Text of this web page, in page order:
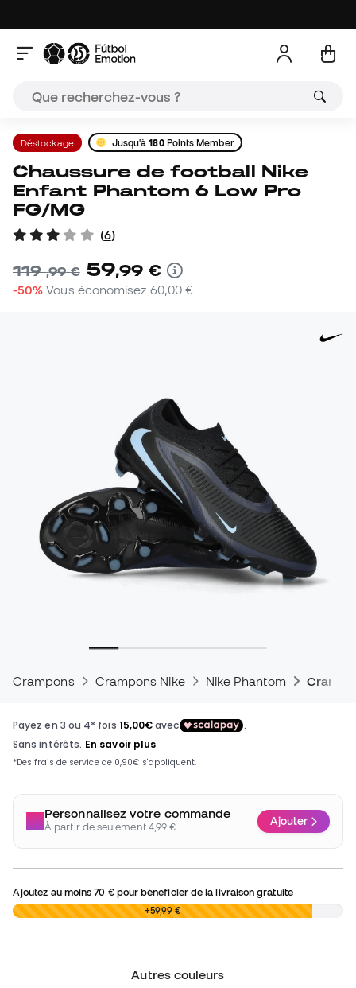
Déstockage Jusqu'à180Points Member
Chaussure de football Nike
Enfant Phantom 6 Low Pro
FG/MG
(6)
119,99 € 59,99 €
-50% Vous économisez 60,00 €
Crampons Crampons Nike Nike Phantom
Personnalisez votre commande
À partir de seulement 4,99 € Ajouter
Ajoutez au moins70 €pour bénéficier de la livraison gratuite
0,00 € +59,99 €
Autres couleurs